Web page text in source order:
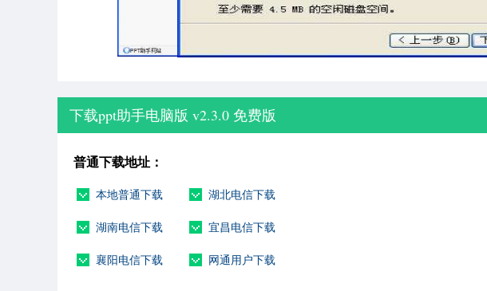
下载ppt助手电脑版 v2.3.0 免费版
普通下载地址：
本地普通下载 湖北电信下载
湖南电信下载 宜昌电信下载
襄阳电信下载 网通用户下载